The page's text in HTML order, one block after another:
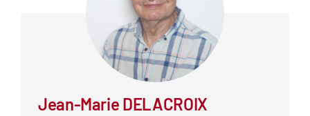
Jean-Marie DELACROIX